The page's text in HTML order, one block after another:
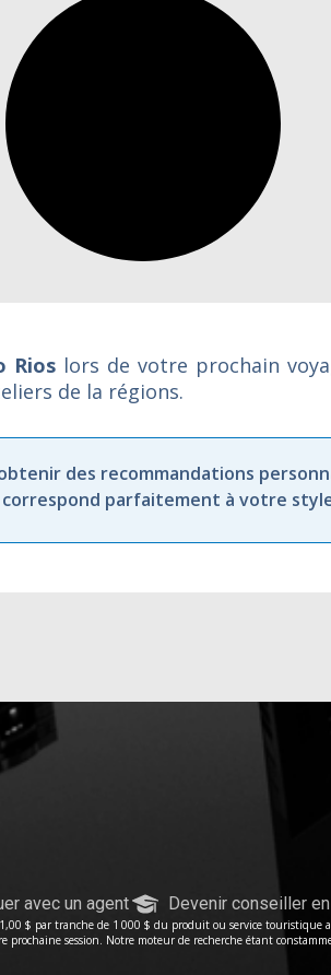
Rios lors de votre prochain
de la régions.
des recommandations
correspond parfaitement à votre
avec un agent Devenir conseiller
$ par tranche de 1 000 $ du produit ou service touristique
session. Notre moteur de recherche étant